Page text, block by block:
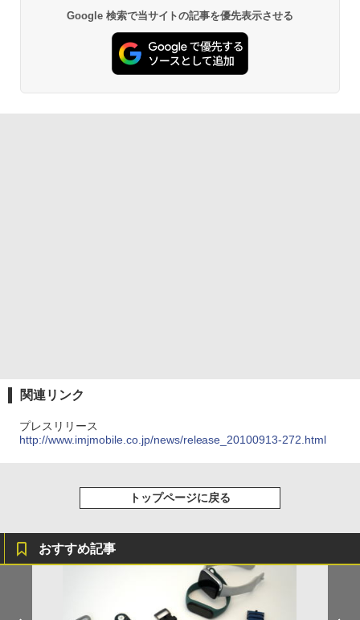
Google 検索で当サイトの記事を優先表示させる
関連リンク
プレスリリース
http://www.imjmobile.co.jp/news/release_20100913-272.html
トップページに戻る
おすすめ記事